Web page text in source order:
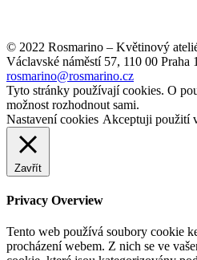
© 2022 Rosmarino – Květinový
Václavské náměstí 57, 110 00
rosmarino@rosmarino.cz
Tyto stránky používají cookies. O
možnost rozhodnout sami.
Nastavení cookies Akceptuji použití
Zavřít
Privacy Overview
Tento web používá soubory cookie
procházení webem. Z nich se ve